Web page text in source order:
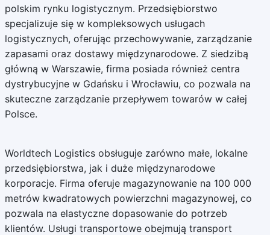
polskim rynku logistycznym. Przedsiębiorstwo
specjalizuje się w kompleksowych usługach
logistycznych, oferując przechowywanie, zarządzanie
zapasami oraz dostawy międzynarodowe. Z siedzibą
główną w Warszawie, firma posiada również centra
dystrybucyjne w Gdańsku i Wrocławiu, co pozwala na
skuteczne zarządzanie przepływem towarów w całej
Polsce.
Worldtech Logistics obsługuje zarówno małe, lokalne
przedsiębiorstwa, jak i duże międzynarodowe
korporacje. Firma oferuje magazynowanie na 100 000
metrów kwadratowych powierzchni magazynowej, co
pozwala na elastyczne dopasowanie do potrzeb
klientów. Usługi transportowe obejmują transport